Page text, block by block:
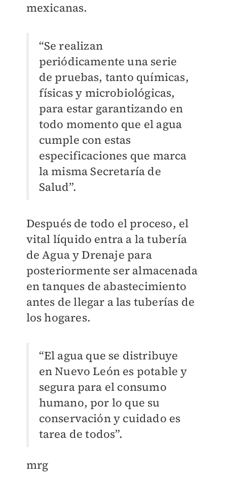
mexicanas.
“Se realizan
periódicamente una serie
de pruebas, tanto químicas,
físicas y microbiológicas,
para estar garantizando en
todo momento que el agua
cumple con estas
especificaciones que marca
la misma Secretaría de
Salud”.
Después de todo el proceso, el
vital líquido entra a la tubería
de Agua y Drenaje para
posteriormente ser almacenada
en tanques de abastecimiento
antes de llegar a las tuberías de
los hogares.
“El agua que se distribuye
en Nuevo León es potable y
segura para el consumo
humano, por lo que su
conservación y cuidado es
tarea de todos”.
mrg